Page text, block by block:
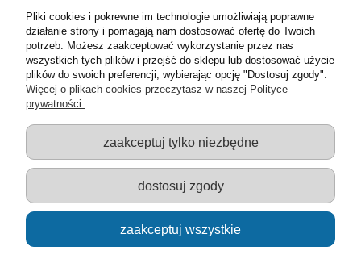
Warunki zakupów
Moje konto
Informacje o sklepie
Sklep z zabawkami Łódź :: Hurownia zabawek :: Zabawki
edukacyjne :: Zestawy artystyczne :: Zabawki :: samochody Welly
:: Zabawkownia :: zabawki dla dzieci :: Lalki :: Klocki :: Artykuły
szkolne ::
Pliki cookies i pokrewne im technologie umożliwiają poprawne
działanie strony i pomagają nam dostosować ofertę do Twoich
potrzeb. Możesz zaakceptować wykorzystanie przez nas
wszystkich tych plików i przejść do sklepu lub dostosować użycie
plików do swoich preferencji, wybierając opcję "Dostosuj zgody".
Więcej o plikach cookies przeczytasz w naszej Polityce
prywatności.
zaakceptuj tylko niezbędne
dostosuj zgody
zaakceptuj wszystkie